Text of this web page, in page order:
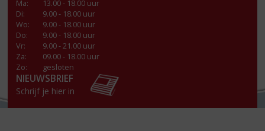
Ma:
13.00 - 18.00 uur
Di:
9.00 - 18.00 uur
Wo:
9.00 - 18.00 uur
Do:
9.00 - 18.00 uur
Vr:
9.00 - 21.00 uur
Za:
09.00 - 18.00 uur
Zo:
gesloten
NIEUWSBRIEF
Schrijf je hier in